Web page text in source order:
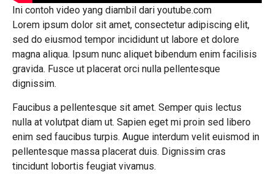
Ini contoh video yang diambil dari youtube.com
Lorem ipsum dolor sit amet, consectetur adipiscing elit,
sed do eiusmod tempor incididunt ut labore et dolore
magna aliqua. Ipsum nunc aliquet bibendum enim facilisis
gravida. Fusce ut placerat orci nulla pellentesque
dignissim.
Faucibus a pellentesque sit amet. Semper quis lectus
nulla at volutpat diam ut. Sapien eget mi proin sed libero
enim sed faucibus turpis. Augue interdum velit euismod in
pellentesque massa placerat duis. Dignissim cras
tincidunt lobortis feugiat vivamus.